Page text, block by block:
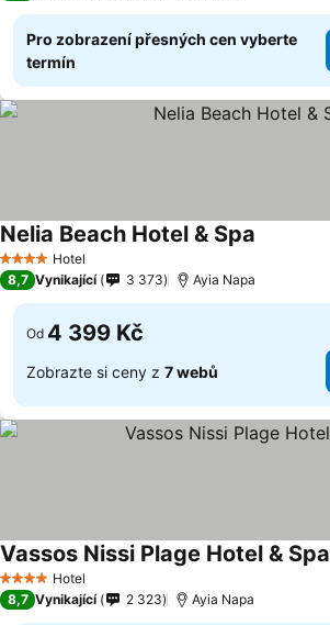
Pro zobrazení přesných cen vyberte
termín
4 Počet hvězdiček
Hotel
Nelia Beach Hotel & Spa
8,7 Vynikající 3 373 Ayia Napa
Od 4 399 Kč
Zobrazte si ceny z 7 webů
4 Počet hvězdiček
Hotel
Vassos Nissi Plage Hotel & Spa
8,7 Vynikající 2 323 Ayia Napa